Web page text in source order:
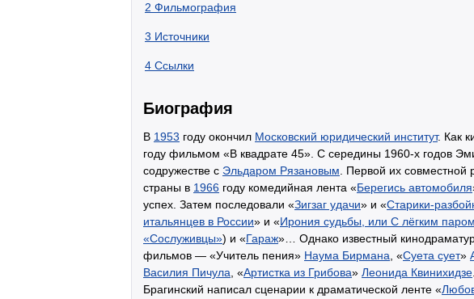
2 Фильмография
3 Источники
4 Ссылки
Биография
В 1953 году окончил Московский юридический институт. Как
году фильмом «В квадрате 45». С середины 1960-х годов
содружестве с Эльдаром Рязановым . Первой их
страны в 1966 году комедийная лента «Берегись автомобиля
успех. Затем последовали «Зигзаг удачи» и «Старики-
итальянцев в России» и «Ирония судьбы, или С лёгким
«Сослуживцы») и «Гараж»… Однако известный
фильмов — «Учитель пения» Наума Бирмана , «Суета сует»
Василия Пичула , «Артистка из Грибова» Леонида Квинихидзе
Брагинский написал сценарии к драматической ленте «